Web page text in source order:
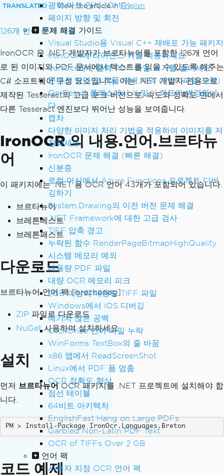
광학 마크 인식 (OMR)
페이지 방향 및 회전
문제 해결 가이드
Visual Studio용 Visual C++ 재배포 가능 패키지
IronOCR에 라이선스 키를 적용하세요
IronOcr에서 출력 PDF 파일 크기를 줄이세요
콘텐츠 영역 및 작물 재배 지역 (PDF 파일 포함)
OcrResult 클래스에서 X 및 Y 좌표가 변경됩니
다.
캡차
다양한 이미지 처리 기법을 적용하여 이미지를 저
장하세요.
IronOCR 문제 해결 (빠른 해결)
신분증
로컬 머신에서 Azure Functions 프로젝트 디버
깅하기
System.Drawing의 이전 버전 문제 해결
.NET Framework에 대한 고급 검사
TIFF 압축 경고
누락된 함수 RenderPageBitmapHighQuality
시스템 메모리 예외
대용량 PDF 파일
대량 OCR 메모리 피크
2GB 이상의 대용량 TIFF 파일
Windows에서 iOS 디버깅
예기치 않은 공백
ClickOnce 언어 파일 누락
WinForms TextBox의 줄 바꿈
x86 앱에서 ReadScreenShot
Linux에서 PDF 폼 멈춤
OCR 정확도 향상
점선 테이블
64비트 아키텍처
EnglishFast Hang on Large PDFs
Garbled Non-Latin PDF Text
OCR of TIFFs Over 2 GB
언어 팩
사용자 지정 OCR 언어 팩
TRANSLATED View the article in English
126개 언어 추가 지원
IronOCR 은 .NET 개발자가 브르타뉴어를 포함한 126개 언어
로 된 이미지와 PDF 문서에서 텍스트를 읽을 수 있도록 해주는
C# 소프트웨어 구성 요소입니다. 이는 .NET 개발자 전용으로
제작된 Tesseract의 고급 포크 버전으로, 속도와 정확도 면에서
다른 Tesseract 엔진보다 뛰어난 성능을 보여줍니다.
IronOCR 의 내용.언어.브르타뉴
어
이 패키지에는 .NET 용 OCR 언어 43개가 포함되어 있습니다.
브르타뉴어
브레튼베스트
브레튼패스트
다운로드
브르타뉴어 언어 팩 [brezhoneg]
ZIP 파일로 다운로드
NuGet사용하여 설치하세요
설치
먼저 브르타뉴어OCR 패키지를 .NET 프로젝트에 설치해야 합
니다.
Install-Package IronOcr.Languages.Breton
코드 예제